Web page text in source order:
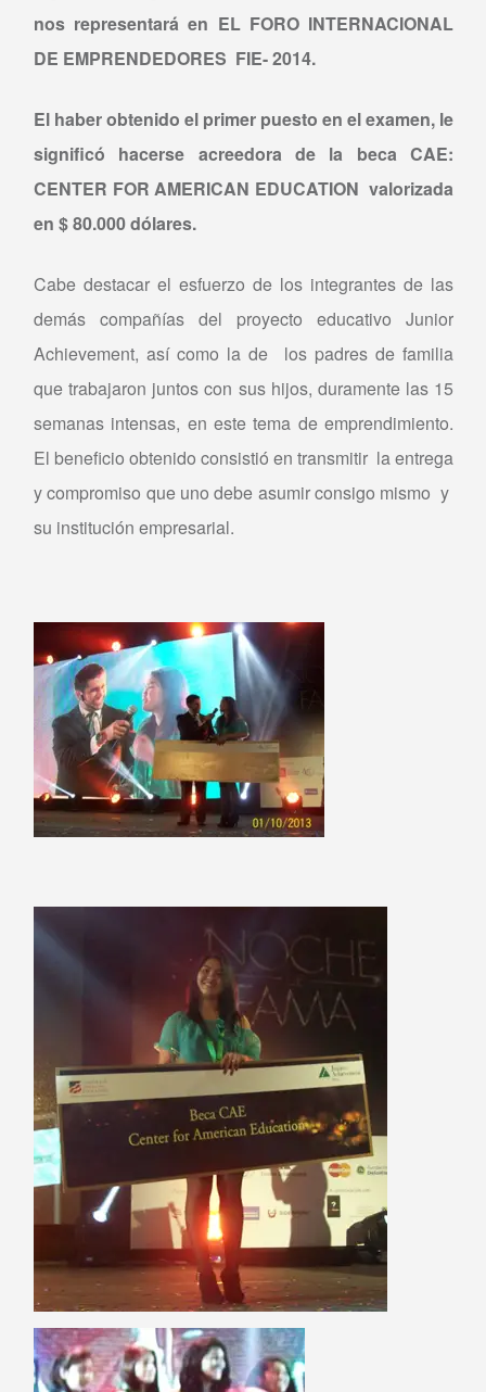
nos representará en EL FORO INTERNACIONAL
DE EMPRENDEDORES FIE- 2014.
El haber obtenido el primer puesto en el examen, le
significó hacerse acreedora de la beca CAE:
CENTER FOR AMERICAN EDUCATION valorizada
en $ 80.000 dólares.
Cabe destacar el esfuerzo de los integrantes de las
demás compañías del proyecto educativo Junior
Achievement, así como la de los padres de familia
que trabajaron juntos con sus hijos, duramente las 15
semanas intensas, en este tema de emprendimiento.
El beneficio obtenido consistió en transmitir la entrega
y compromiso que uno debe asumir consigo mismo y
su institución empresarial.